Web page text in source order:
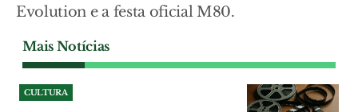
Evolution e a festa oficial M80.
Mais Notícias
CULTURA